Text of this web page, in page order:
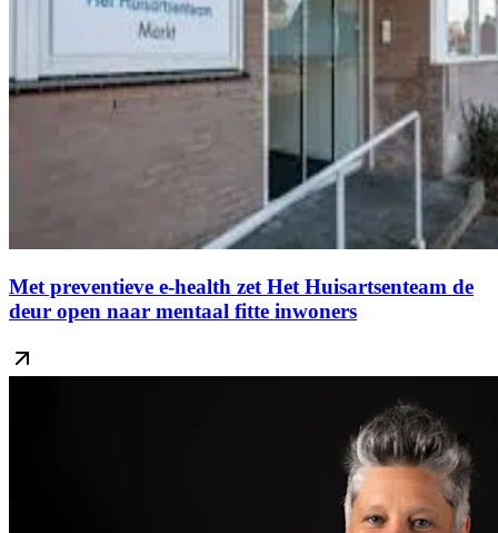
Met preventieve e-health zet Het Huisartsenteam de
deur open naar mentaal fitte inwoners